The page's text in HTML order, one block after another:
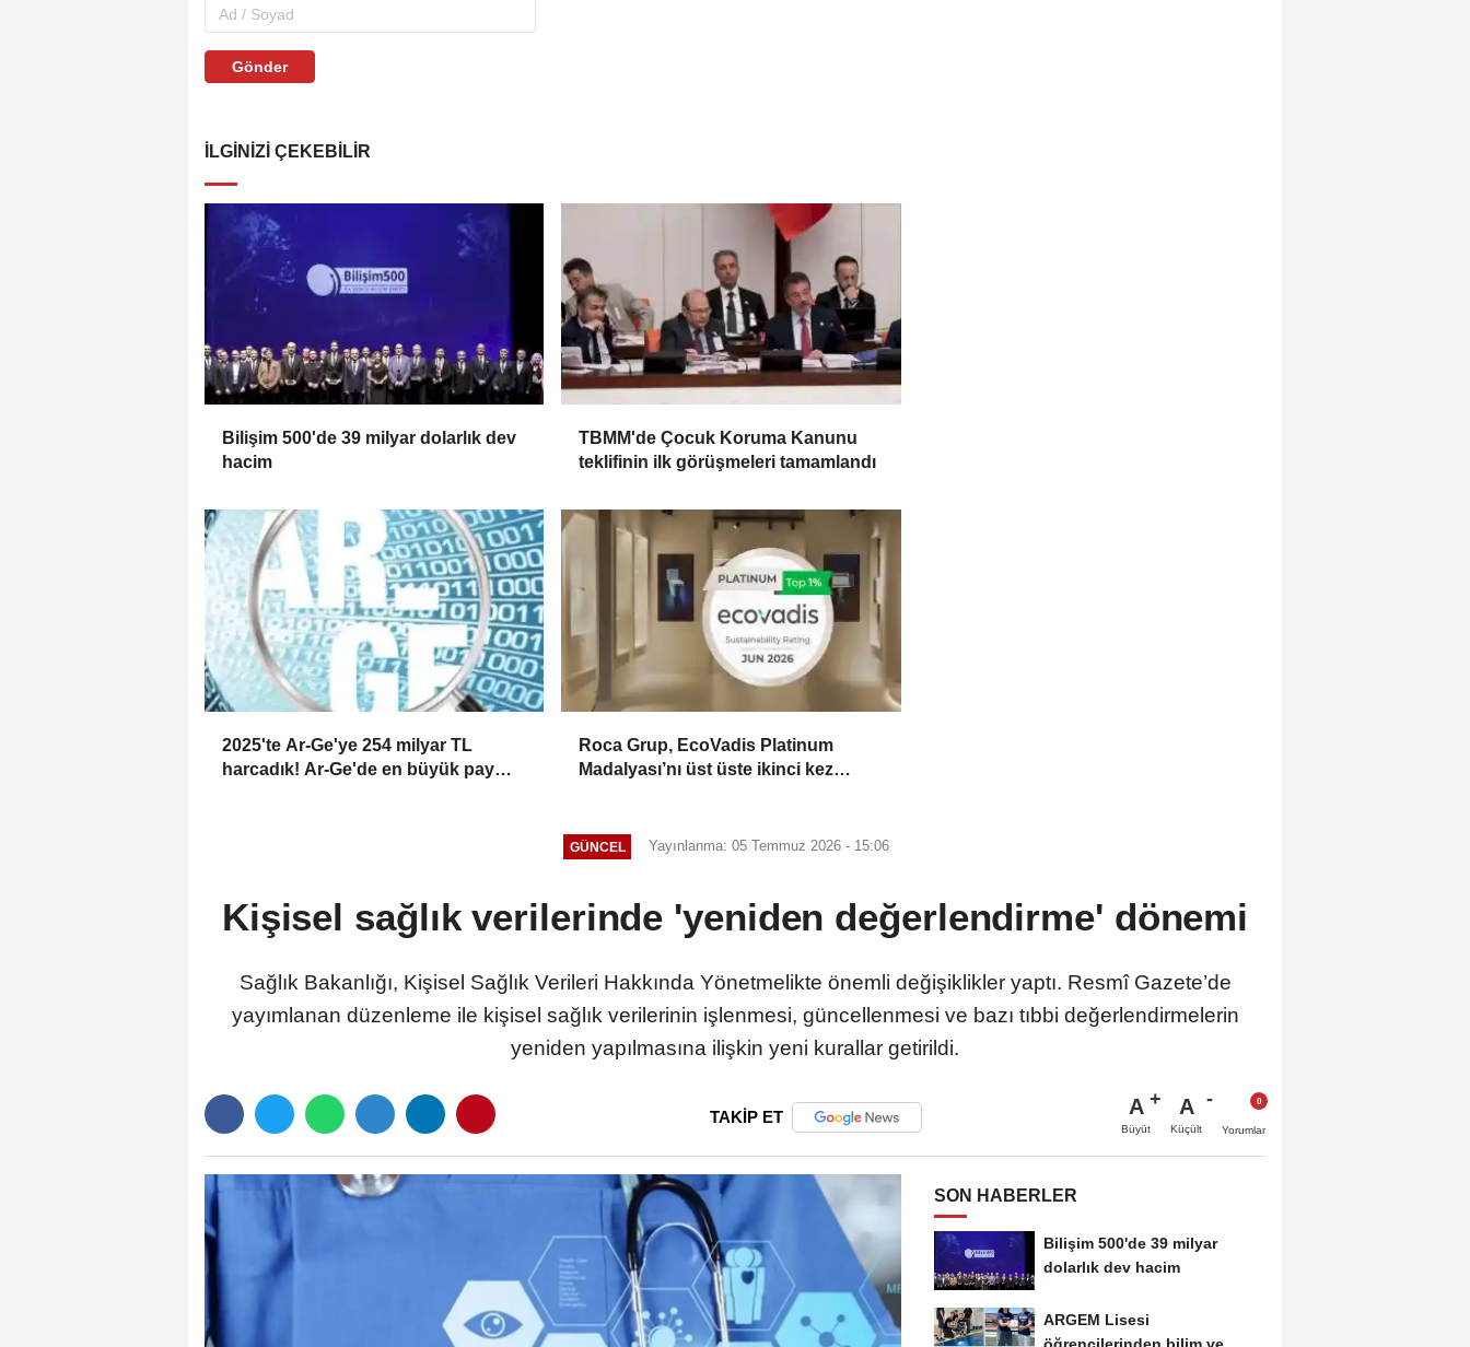
Gönder
İLGINIZI ÇEKEBILIR
Bilişim 500'de 39 milyar dolarlık dev
hacim
TBMM'de Çocuk Koruma Kanunu
teklifinin ilk görüşmeleri tamamlandı
2025'te Ar-Ge'ye 254 milyar TL
harcadık! Ar-Ge'de en büyük pay
Roca Grup, EcoVadis Platinum
Madalyası’nı üst üste ikinci kez
GÜNCEL Yayınlanma: 05 Temmuz 2026 - 15:06
Kişisel sağlık verilerinde 'yeniden değerlendirme' dönemi
Sağlık Bakanlığı, Kişisel Sağlık Verileri Hakkında Yönetmelikte önemli değişiklikler yaptı. Resmî Gazete’de
yayımlanan düzenleme ile kişisel sağlık verilerinin işlenmesi, güncellenmesi ve bazı tıbbi değerlendirmelerin
yeniden yapılmasına ilişkin yeni kurallar getirildi.
TAKİP ET A
Büyüt
A
Küçült Yorumlar
SON HABERLER
Bilişim 500'de 39 milyar
dolarlık dev hacim
ARGEM Lisesi